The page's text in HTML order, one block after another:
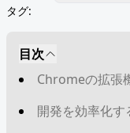
タグ:
目次
Chromeの拡張
開発を効率化す